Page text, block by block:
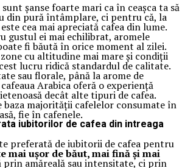
șanse foarte mari ca în ceașca ta să
din pură întâmplare, ci pentru că, la
cea mai apreciată cafea din lume.
gustul ei mai echilibrat, aromele
fi băută în orice moment al zilei.
cu altitudine mai mare și condiții
lucru ridică standardul de calitate.
sau florale, până la arome de
Arabica oferă o experiență
decât alte tipuri de cafea.
baza majorității cafelelor consumate în
fie în cafenele.
iubitorilor de cafea din intreaga
preferată de iubitorii de cafea pentru
mai ușor de băut, mai fină și mai
prin amăreală sau intensitate, ci prin